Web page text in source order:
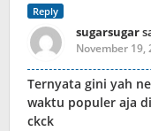
Reply
sugarsugar
November 19,
Ternyata gini yah
waktu populer aja
ckck